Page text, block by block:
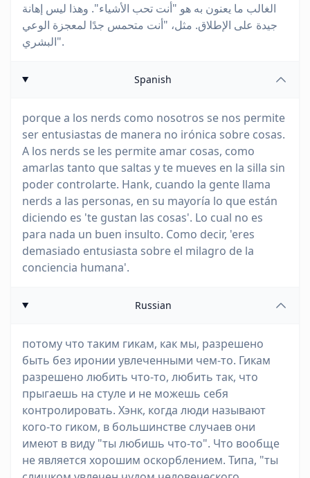
الغالب ما يعنون به هو "أنت تحب الأشياء". وهذا ليس إهانة
جيدة على الإطلاق. مثل، "أنت متحمس جدًا لمعجزة الوعي
البشري".
Spanish
porque a los nerds como nosotros se nos permite
ser entusiastas de manera no irónica sobre cosas.
A los nerds se les permite amar cosas, como
amarlas tanto que saltas y te mueves en la silla sin
poder controlarte. Hank, cuando la gente llama
nerds a las personas, en su mayoría lo que están
diciendo es 'te gustan las cosas'. Lo cual no es
para nada un buen insulto. Como decir, 'eres
demasiado entusiasta sobre el milagro de la
conciencia humana'.
Russian
потому что таким гикам, как мы, разрешено
быть без иронии увлеченными чем-то. Гикам
разрешено любить что-то, любить так, что
прыгаешь на стуле и не можешь себя
контролировать. Хэнк, когда люди называют
кого-то гиком, в большинстве случаев они
имеют в виду "ты любишь что-то". Что вообще
не является хорошим оскорблением. Типа, "ты